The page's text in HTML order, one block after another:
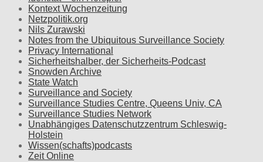
Kontext Wochenzeitung
Netzpolitik.org
Nils Zurawski
Notes from the Ubiquitous Surveillance Society
Privacy International
Sicherheitshalber, der Sicherheits-Podcast
Snowden Archive
State Watch
Surveillance and Society
Surveillance Studies Centre, Queens Univ, CA
Surveillance Studies Network
Unabhängiges Datenschutzzentrum Schleswig-
Holstein
Wissen(schafts)podcasts
Zeit Online